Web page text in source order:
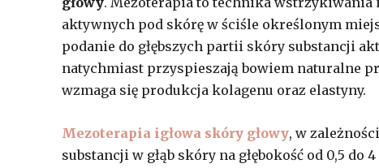
aktywnych pod skórę w ściśle określonym
podanie do głębszych partii skóry substancji
natychmiast przyspieszają bowiem naturalne
wzmaga się produkcja kolagenu oraz elastyny.
Mezoterapia igłowa skóry głowy, w
substancji w głąb skóry na głębokość od 0,5